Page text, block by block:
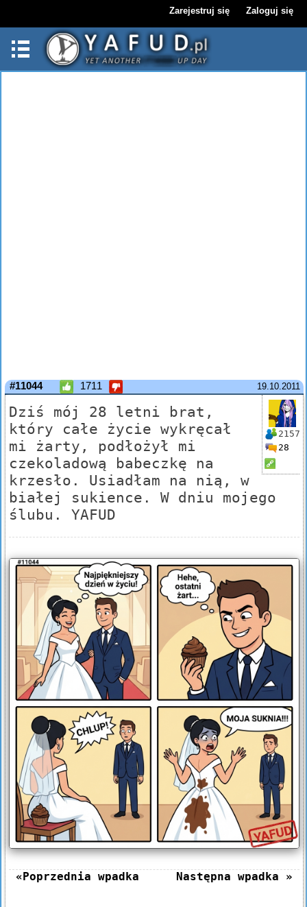
Zarejestruj się Zaloguj się
19.10.2011
#11044 1711
2157
28
Dziś mój 28 letni brat,
który całe życie wykręcał
mi żarty, podłożył mi
czekoladową babeczkę na
krzesło. Usiadłam na nią, w
białej sukience. W dniu mojego
ślubu. YAFUD
«Poprzednia wpadka Następna wpadka »